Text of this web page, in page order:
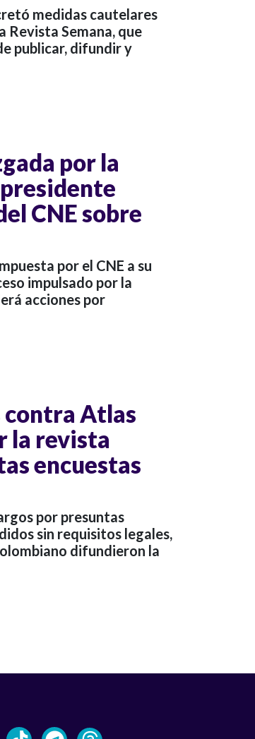
medidas cautelares
Revista Semana, que
publicar, difundir y
por la
CNE sobre
por el CNE a su
impulsado por la
acciones por
contra Atlas
la revista
encuestas
por presuntas
sin requisitos legales,
difundieron la